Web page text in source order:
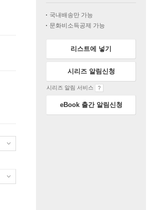
국내배송만 가능
문화비소득공제 가능
리스트에 넣기
시리즈 알림신청
시리즈 알림 서비스
eBook 출간 알림신청